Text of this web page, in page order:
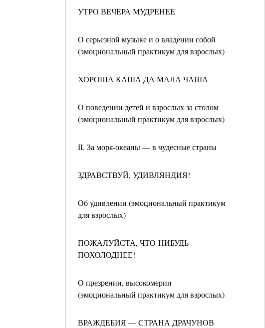
УТРО ВЕЧЕРА МУДРЕНЕЕ
О серьезной музыке и о владении собой
(эмоциональный практикум для взрослых)
ХОРОША КАША ДА МАЛА ЧАША
О поведении детей и взрослых за столом
(эмоциональный практикум для взрослых)
II. За моря-океаны — в чудесные страны
ЗДРАВСТВУЙ, УДИВЛЯНДИЯ!
Об удивлении (эмоциональный практикум
для взрослых)
ПОЖАЛУЙСТА, ЧТО-НИБУДЬ
ПОХОЛОДНЕЕ!
О презрении, высокомерии
(эмоциональный практикум для взрослых)
ВРАЖДЕБИЯ — СТРАНА ДРАЧУНОВ